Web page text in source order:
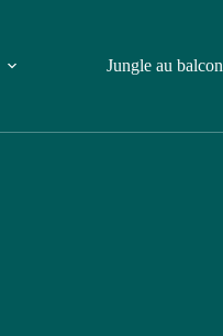
Jungle au balcon